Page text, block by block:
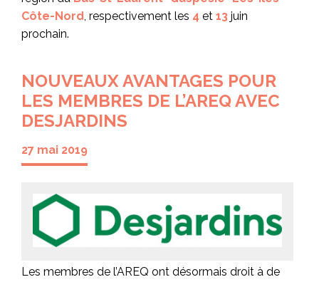
Côte-Nord, respectivement les 4 et 13 juin
prochain.
NOUVEAUX AVANTAGES POUR
LES MEMBRES DE L’AREQ AVEC
DESJARDINS
27 mai 2019
Les membres de l’AREQ ont désormais droit à de